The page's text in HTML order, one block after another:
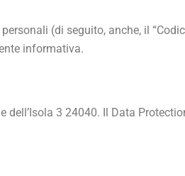
(di seguito, anche, il
informativa.
3 24040. Il Data